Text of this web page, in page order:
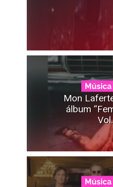
Mon
álbum